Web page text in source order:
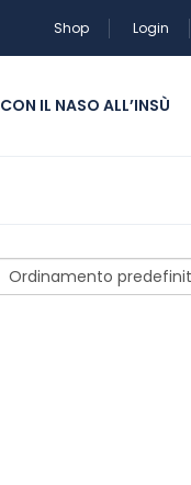
Shop Login
CON IL NASO ALL’INSÙ